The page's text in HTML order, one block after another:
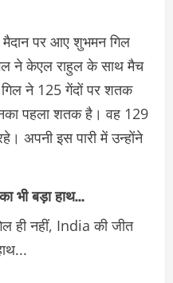
मैदान पर आए शुभमन गिल
ने केएल राहुल के साथ मैच
ने 125 गेंदों पर शतक
पहला शतक है। वह 129
अपनी इस पारी में उन्‍होंने
भी बड़ा हाथ…